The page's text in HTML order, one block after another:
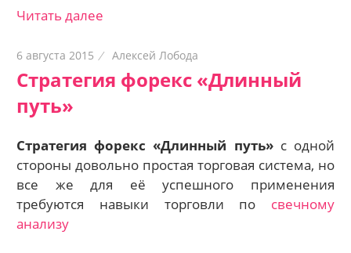
Читать далее
6 августа 2015 Алексей Лобода
Стратегия форекс «Длинный
путь»
Стратегия форекс «Длинный путь»с одной
стороны довольно простая торговая система, но
все же для её успешного применения
требуются навыки торговли по свечному
анализу